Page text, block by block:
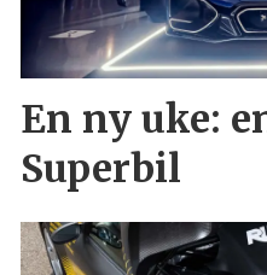
En ny uke:
Superbil